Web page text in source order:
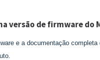
versão de firmware do
e a documentação